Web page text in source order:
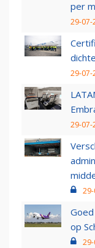
per
29-07-
29-07-
29-07-
op